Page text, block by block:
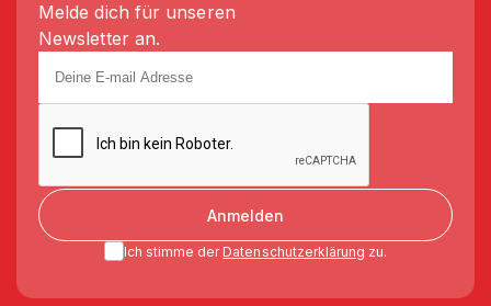
Melde dich für unseren
Newsletter an.
Anmelden
Ich stimme der Datenschutzerklärung zu.